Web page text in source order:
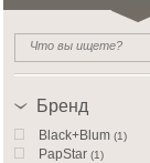
Бренд
Black+Blum (1)
PapStar (1)